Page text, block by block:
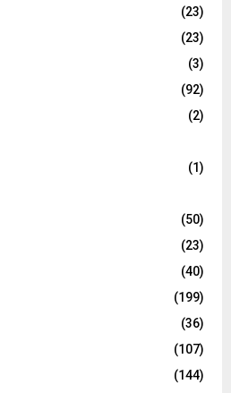
(23)
(23)
(3)
(92)
(2)
(1)
(50)
(23)
(40)
(199)
(36)
(107)
(144)